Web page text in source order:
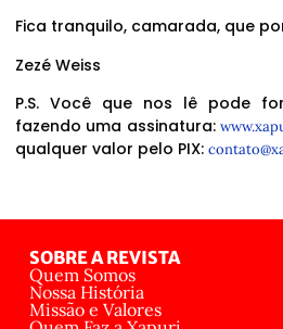
Fica tranquilo, camarada, que
Zezé Weiss
P.S. Você que nos lê pode
fazendo uma assinatura:
qualquer valor pelo PIX:
SOBRE A REVISTA
Quem Somos
Nossa História
Missão e Valores